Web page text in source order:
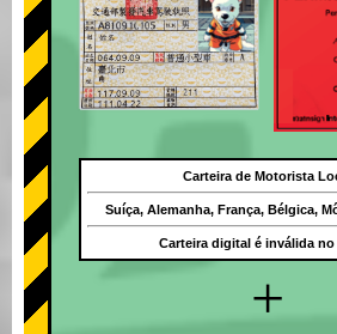
+
Carteira de Motorista
Suíça, Alemanha, França, Bélgica,
Carteira digital é inválida no